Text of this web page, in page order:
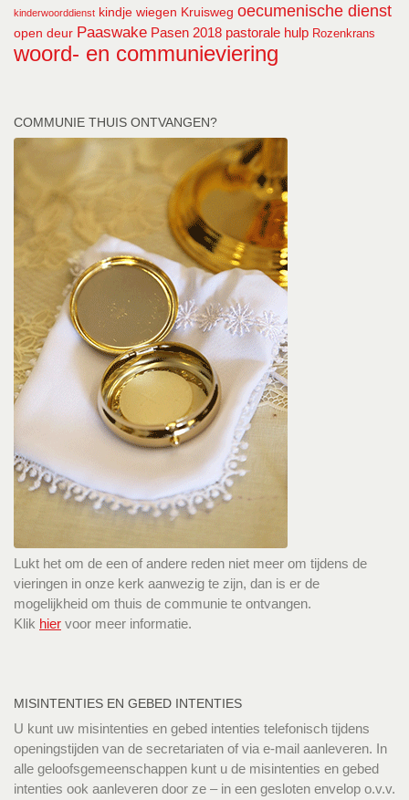
kinderwoorddienst kindje wiegen Kruisweg oecumenische dienst
open deur Paaswake Pasen 2018 pastorale hulp Rozenkrans
woord- en communieviering
COMMUNIE THUIS ONTVANGEN?
Lukt het om de een of andere reden niet meer om tijdens de
vieringen in onze kerk aanwezig te zijn, dan is er de
mogelijkheid om thuis de communie te ontvangen.
Klik hier voor meer informatie.
MISINTENTIES EN GEBED INTENTIES
U kunt uw misintenties en gebed intenties telefonisch tijdens
openingstijden van de secretariaten of via e-mail aanleveren. In
alle geloofsgemeenschappen kunt u de misintenties en gebed
intenties ook aanleveren door ze – in een gesloten envelop o.v.v.